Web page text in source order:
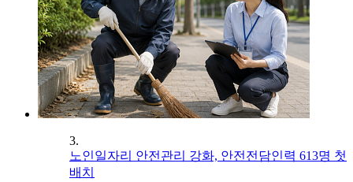
3.
노인일자리 안전관리 강화, 안전전담인력 613명 첫
배치